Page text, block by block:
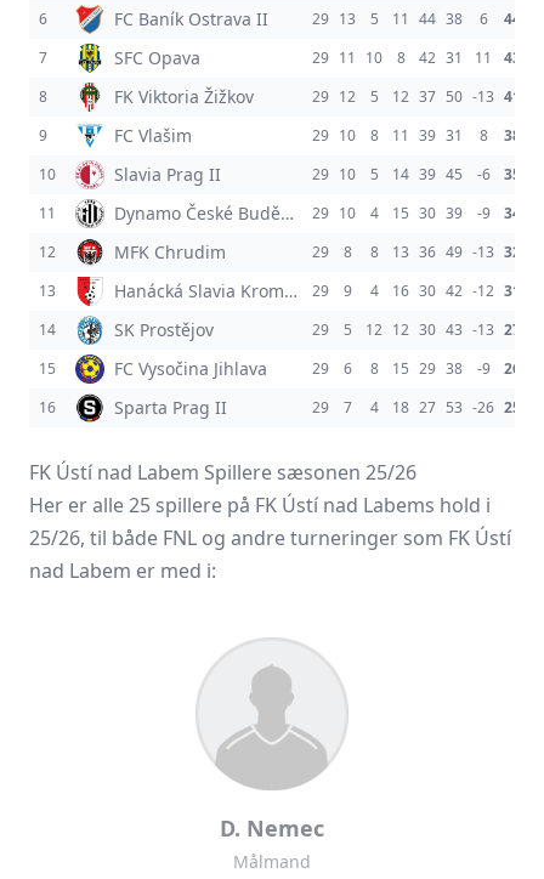
6
FC Baník Ostrava II 29 13 5 11 44 38 6
44
7
SFC Opava 29 11 10 8 42 31 11
43
8
FK Viktoria Žižkov 29 12 5 12 37 50 -13 41
9
FC Vlašim 29 10 8 11 39 31 8
38
10
Slavia Prag II 29 10 5 14 39 45 -6
35
11
Dynamo České Budějovice 29 10 4 15 30 39 -9
34
12
MFK Chrudim 29 8 8 13 36 49 -13 32
13
Hanácká Slavia Kroměříž 29 9 4 16 30 42 -12 31
14
SK Prostějov 29 5 12 12 30 43 -13 27
15
FC Vysočina Jihlava 29 6 8 15 29 38 -9
26
16
Sparta Prag II 29 7 4 18 27 53 -26 25
FK Ústí nad Labem Spillere sæsonen 25/26
Her er alle 25 spillere på FK Ústí nad Labems hold i
25/26, til både FNL og andre turneringer som FK Ústí
nad Labem er med i:
D. Nemec
Målmand